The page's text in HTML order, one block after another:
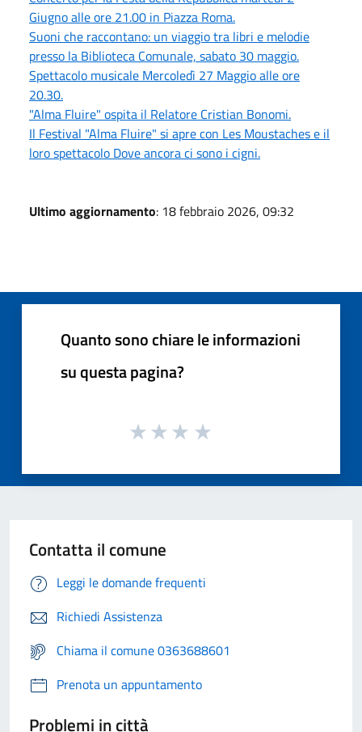
Giugno alle ore 21.00 in Piazza Roma.
Suoni che raccontano: un viaggio tra libri e melodie
presso la Biblioteca Comunale, sabato 30 maggio.
Spettacolo musicale Mercoledì 27 Maggio alle ore
20.30.
"Alma Fluire" ospita il Relatore Cristian Bonomi.
Il Festival "Alma Fluire" si apre con Les Moustaches e il
loro spettacolo Dove ancora ci sono i cigni.
Ultimo aggiornamento: 18 febbraio 2026, 09:32
Quanto sono chiare le informazioni
su questa pagina?
Contatta il comune
Leggi le domande frequenti
Richiedi Assistenza
Chiama il comune 0363688601
Prenota un appuntamento
Problemi in città